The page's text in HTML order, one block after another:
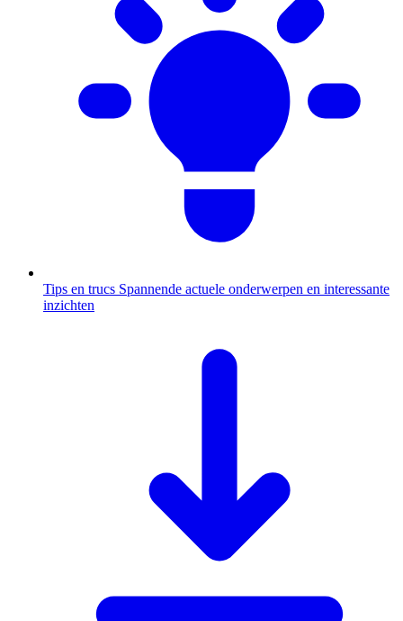
Tips en trucs Spannende actuele onderwerpen en interessante
inzichten